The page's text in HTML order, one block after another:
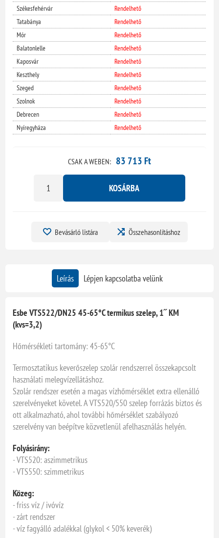
Székesfehérvár
Rendelhető
Tatabánya
Rendelhető
Mór
Rendelhető
Balatonlelle
Rendelhető
Kaposvár
Rendelhető
Keszthely
Rendelhető
Szeged
Rendelhető
Szolnok
Rendelhető
Debrecen
Rendelhető
Nyíregyháza
Rendelhető
CSAK A WEBEN: 83 713 Ft
KOSÁRBA
Bevásárló listára Összehasonlításhoz
Leírás Lépjen kapcsolatba velünk
Esbe VTS522/DN25 45-65°C termikus szelep, 1˝ KM
(kvs=3,2)
Hőmérsékleti tartomány: 45-65°C
Termosztatikus keverőszelep szolár rendszerrel összekapcsolt
használati melegvízellátáshoz.
Szolár rendszer esetén a magas vízhőmérséklet extra ellenálló
szerelvényeket követel. A VTS520/550 szelep forrázás biztos és
ott alkalmazható, ahol további hőmérséklet szabályozó
szerelvény van beépítve közvetlenül afelhasználás helyén.
Folyásirány:
- VTS520: aszimmetrikus
- VTS550: szimmetrikus
Közeg:
- friss víz / ivóvíz
- zárt rendszer
- víz fagyálló adalékkal (glykol < 50% keverék)